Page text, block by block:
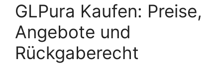
GLPura Kaufen: Preise,
Angebote und
Rückgaberecht